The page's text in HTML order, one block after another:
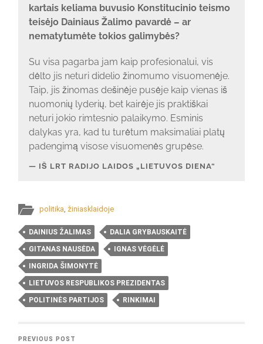
kartais keliama buvusio Konstitucinio teismo
teisėjo Dainiaus Žalimo pavardė – ar
nematytumėte tokios galimybės?
Su visa pagarba jam kaip profesionalui, vis
dėlto jis neturi didelio žinomumo visuomenėje.
Taip, jis žinomas dešinėje pusėje kaip vienas iš
nuomonių lyderių, bet kairėje jis praktiškai
neturi jokio rimtesnio palaikymo. Esminis
dalykas yra, kad tu turėtum maksimaliai platų
padengimą visose visuomenės grupėse.
IŠ LRT RADIJO LAIDOS „LIETUVOS DIENA“
politika, žiniasklaidoje
DAINIUS ŽALIMAS DALIA GRYBAUSKAITĖ
GITANAS NAUSĖDA IGNAS VĖGĖLĖ
INGRIDA ŠIMONYTĖ
LIETUVOS RESPUBLIKOS PREZIDENTAS
POLITINĖS PARTIJOS RINKIMAI
PREVIOUS POST